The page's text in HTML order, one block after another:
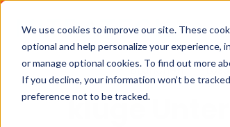
We use cookies to improve our site. These
optional and help personalize your experience,
or manage optional cookies. To find out more
If you decline, your information won’t be
preference not to be tracked.
Branchen
15 Punkte
kluge